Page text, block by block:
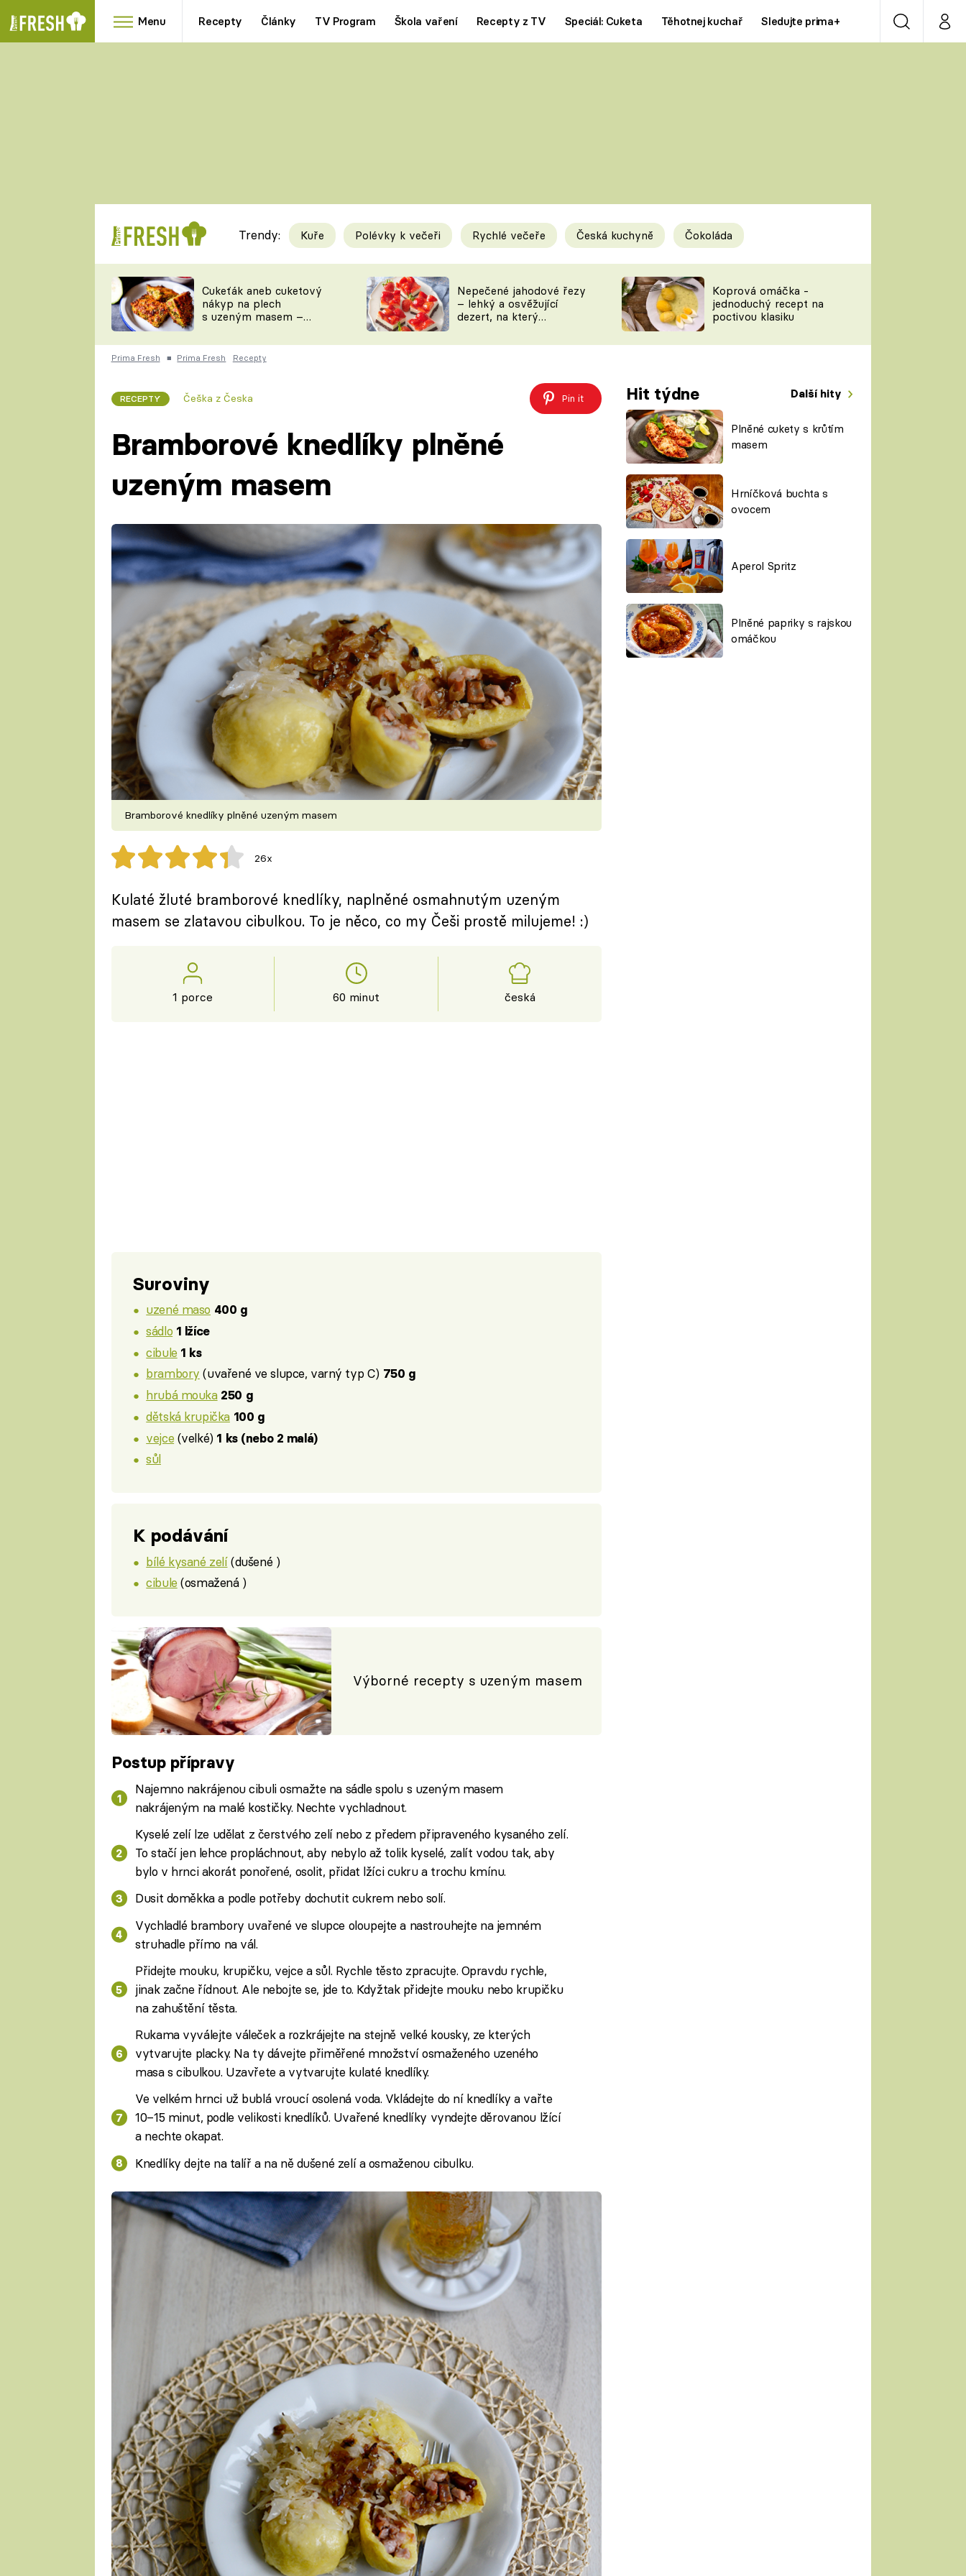
Menu Recepty Články TV Program Škola vaření Recepty z TV Speciál: Cuketa Těhotnej kuchař Sledujte prima+ VyhledáváníMůj
RYCHLOVKY
Videorecepty
TEĎ VAŘÍ ŠÉF!
ČESKO NA TALÍŘI
KUCHAŘKA
Tipy a triky
KAM ZA JÍDLEM
VYCHYTÁVKY
Novinky
ŠÉFREDAKTORKY
ČASOPIS
Prima LAJK
Sledujte nás
Trendy: Kuře Polévky k večeři Rychlé večeře Česká kuchyně Čokoláda
Cukeťák aneb cuketový
nákyp na plech
s uzeným masem –
zpracovat přerostlé
cukety
Nepečené jahodové řezy
– lehký a osvěžující
dezert, na který
Koprová omáčka -
jednoduchý recept na
poctivou klasiku
Prima Fresh ■ Prima Fresh Recepty
RECEPTY Češka z Česka Pin it Hit týdne Další hity
Plněné cukety s krůtím
masem
Hrníčková buchta s
ovocem
Aperol Spritz
Plněné papriky s rajskou
omáčkou
Bramborové knedlíky plněné
uzeným masem
Bramborové knedlíky plněné uzeným masem
26x
Kulaté žluté bramborové knedlíky, naplněné osmahnutým uzeným
masem se zlatavou cibulkou. To je něco, co my Češi prostě milujeme! :)
1 porce 60 minut česká
Suroviny
uzené maso 400 g
sádlo 1 lžíce
cibule 1 ks
brambory (uvařené ve slupce, varný typ C) 750 g
hrubá mouka 250 g
dětská krupička 100 g
vejce (velké) 1 ks (nebo 2 malá)
sůl
K podávání
bílé kysané zelí(dušené )
cibule (osmažená )
Výborné recepty s uzeným masem
Postup přípravy
Najemno nakrájenou cibuli osmažte na sádle spolu s uzeným masem
nakrájeným na malé kostičky. Nechte vychladnout.
Kyselé zelí lze udělat z čerstvého zelí nebo z předem připraveného kysaného zelí.
To stačí jen lehce propláchnout, aby nebylo až tolik kyselé, zalít vodou tak, aby
bylo v hrnci akorát ponořené, osolit, přidat lžíci cukru a trochu kmínu.
Dusit doměkka a podle potřeby dochutit cukrem nebo solí.
Vychladlé brambory uvařené ve slupce oloupejte a nastrouhejte na jemném
struhadle přímo na vál.
Přidejte mouku, krupičku, vejce a sůl. Rychle těsto zpracujte. Opravdu rychle,
jinak začne řídnout. Ale nebojte se, jde to. Kdyžtak přidejte mouku nebo krupičku
na zahuštění těsta.
Rukama vyválejte váleček a rozkrájejte na stejně velké kousky, ze kterých
vytvarujte placky. Na ty dávejte přiměřené množství osmaženého uzeného
masa s cibulkou. Uzavřete a vytvarujte kulaté knedlíky.
Ve velkém hrnci už bublá vroucí osolená voda. Vkládejte do ní knedlíky a vařte
10–15 minut, podle velikosti knedlíků. Uvařené knedlíky vyndejte děrovanou lžící
a nechte okapat.
Knedlíky dejte na talíř a na ně dušené zelí a osmaženou cibulku.